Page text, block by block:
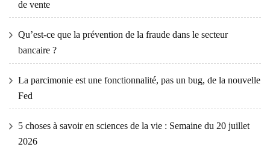
de vente
Qu’est-ce que la prévention de la fraude dans le secteur
bancaire ?
La parcimonie est une fonctionnalité, pas un bug, de la nouvelle
Fed
5 choses à savoir en sciences de la vie : Semaine du 20 juillet
2026